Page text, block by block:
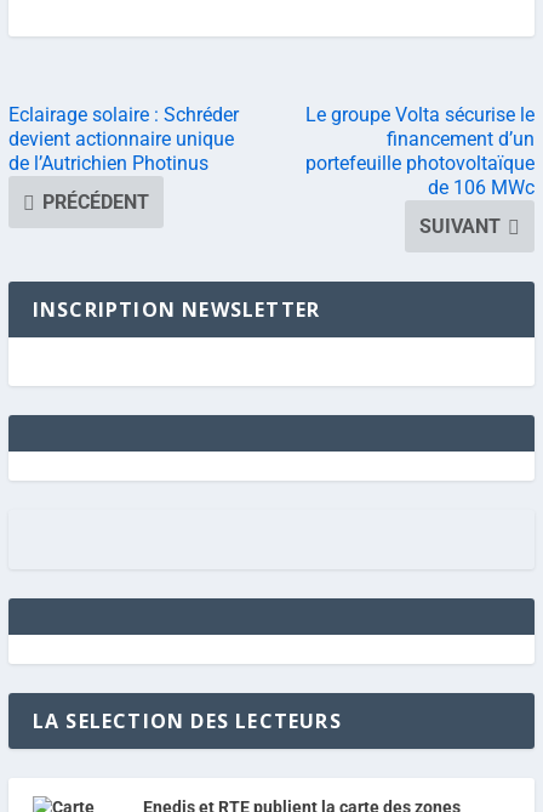
Eclairage solaire : Schréder
devient actionnaire unique
de l’Autrichien Photinus
PRÉCÉDENT
Le groupe Volta sécurise le
financement d’un
portefeuille photovoltaïque
de 106 MWc
SUIVANT
INSCRIPTION NEWSLETTER
LA SELECTION DES LECTEURS
Enedis et RTE publient la carte des zones